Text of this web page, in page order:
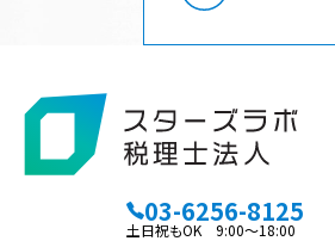
03-6256-8125
土日祝もOK 9:00～18:00